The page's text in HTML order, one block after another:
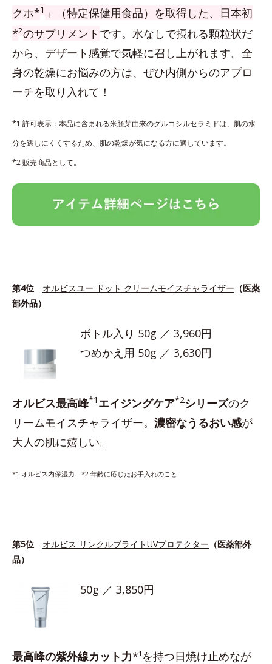
クホ*1 」（特定保健用食品）を取得した、日本初
*2のサプリメント です。水なしで摂れる顆粒状だ
から、デザート感覚で気軽に召し上がれます。全
身の乾燥にお悩みの方は、ぜひ内側からのアプロ
ーチを取り入れて！
*1 許可表示：本品に含まれる米胚芽由来のグルコシルセラミドは、肌の水
分を逃しにくくするため、肌の乾燥が気になる方に適しています。
*2 販売商品として。
第4位 オルビスユー ドット クリームモイスチャライザー （医薬
部外品）
ボトル入り 50g ／ 3,960円
つめかえ用 50g ／ 3,630円
オルビス最高峰*1 エイジングケア*2シリーズのク
リームモイスチャライザー。 濃密なうるおい感が
大人の肌に嬉しい。
*1 オルビス内保湿力 *2 年齢に応じたお手入れのこと
第5位 オルビス リンクルブライトUVプロテクター （医薬部外
品）
50g ／ 3,850円
最高峰の紫外線カット力*¹を持つ日焼け止めなが